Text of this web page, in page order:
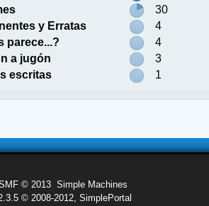
30
y Erratas
4
parece...?
4
a jugón
3
escritas
1
© 2013 Simple Machines
© 2008-2012, SimplePortal